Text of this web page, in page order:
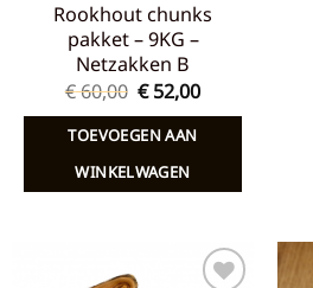
Rookhout chunks
pakket – 9KG –
Netzakken B
€60,00 Oorspronkelijke
prijs
was:
€ 60,00.
€52,00Huidige
TOEVOEGEN AAN
WINKELWAGEN